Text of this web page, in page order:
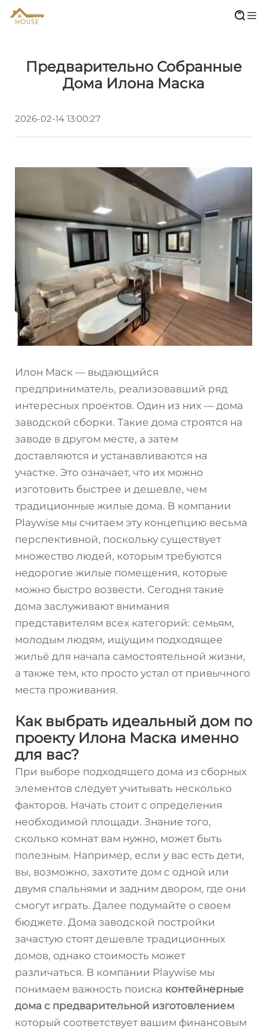
Предварительно Собранные
Дома Илона Маска
2026-02-14 13:00:27
Илон Маск — выдающийся
предприниматель, реализовавший ряд
интересных проектов. Один из них — дома
заводской сборки. Такие дома строятся на
заводе в другом месте, а затем
доставляются и устанавливаются на
участке. Это означает, что их можно
изготовить быстрее и дешевле, чем
традиционные жилые дома. В компании
Playwise мы считаем эту концепцию весьма
перспективной, поскольку существует
множество людей, которым требуются
недорогие жилые помещения, которые
можно быстро возвести. Сегодня такие
дома заслуживают внимания
представителям всех категорий: семьям,
молодым людям, ищущим подходящее
жильё для начала самостоятельной жизни,
а также тем, кто просто устал от привычного
места проживания.
Как выбрать идеальный дом по
проекту Илона Маска именно
для вас?
При выборе подходящего дома из сборных
элементов следует учитывать несколько
факторов. Начать стоит с определения
необходимой площади. Знание того,
сколько комнат вам нужно, может быть
полезным. Например, если у вас есть дети,
вы, возможно, захотите дом с одной или
двумя спальнями и задним двором, где они
смогут играть. Далее подумайте о своем
бюджете. Дома заводской постройки
зачастую стоят дешевле традиционных
домов, однако стоимость может
различаться. В компании Playwise мы
понимаем важность поиска контейнерные
дома с предварительной изготовлением
который соответствует вашим финансовым